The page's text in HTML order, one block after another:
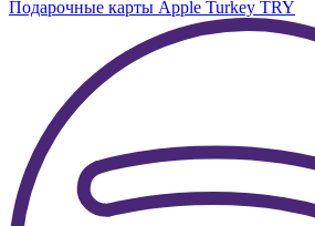
Подарочные карты Apple Turkey TRY